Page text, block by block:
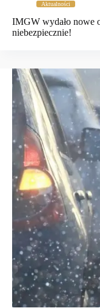
Aktualności
IMGW wydało nowe
niebezpiecznie!